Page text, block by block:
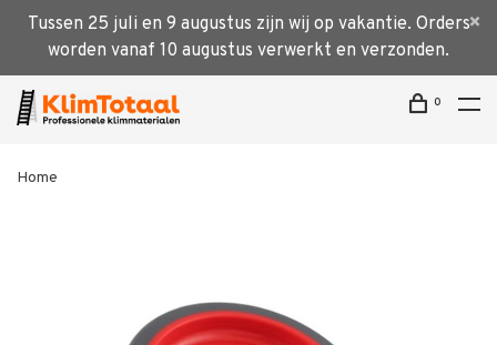
Tussen 25 juli en 9 augustus zijn wij op vakantie. Orders
worden vanaf 10 augustus verwerkt en verzonden.
0
Home